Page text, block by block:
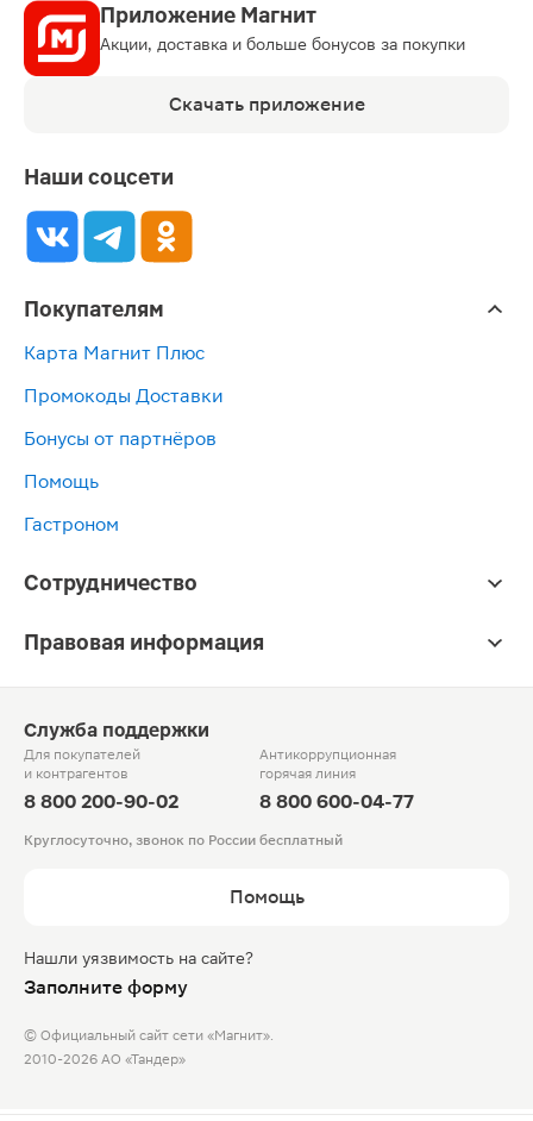
Приложение Магнит
Акции, доставка и больше бонусов за покупки
Скачать приложение
Наши соцсети
Покупателям
Карта Магнит Плюс
Промокоды Доставки
Бонусы от партнёров
Помощь
Гастроном
Сотрудничество
Правовая информация
Служба поддержки
Для покупателей
и контрагентов
8 800 200-90-02
Антикоррупционная
горячая линия
8 800 600-04-77
Круглосуточно, звонок по России бесплатный
Помощь
Нашли уязвимость на сайте?
Заполните форму
© Официальный сайт сети «Магнит».
2010-2026 АО «Тандер»